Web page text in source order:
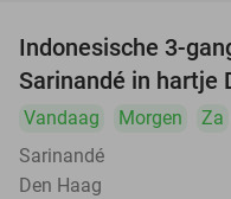
Indonesische 3-
Sarinandé in hartje
Vandaag Morgen Za
Sarinandé
Den Haag